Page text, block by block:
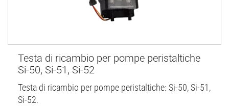
Testa di ricambio per pompe peristaltiche
Si-50, Si-51, Si-52
Testa di ricambio per pompe peristaltiche: Si-50, Si-51,
Si-52.